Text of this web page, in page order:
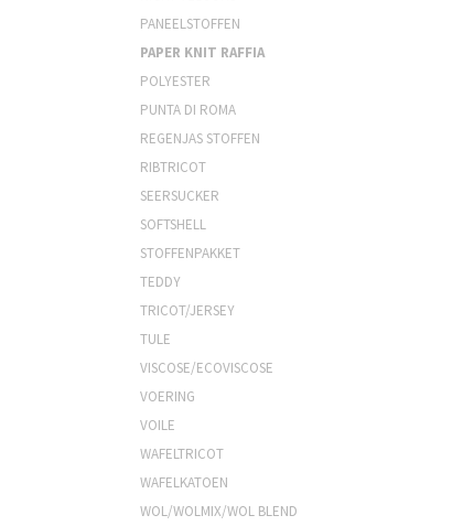
PANEELSTOFFEN
PAPER KNIT RAFFIA
POLYESTER
PUNTA DI ROMA
REGENJAS STOFFEN
RIBTRICOT
SEERSUCKER
SOFTSHELL
STOFFENPAKKET
TEDDY
TRICOT/JERSEY
TULE
VISCOSE/ECOVISCOSE
VOERING
VOILE
WAFELTRICOT
WAFELKATOEN
WOL/WOLMIX/WOL BLEND